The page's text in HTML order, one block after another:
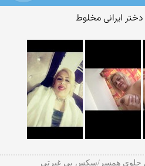
ایرانی مخلوط
همسر/سکس بی غیرتی